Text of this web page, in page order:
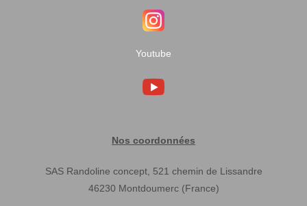
Youtube
Nos coordonnées
SAS Randoline concept, 521 chemin de Lissandre
46230 Montdoumerc (France)